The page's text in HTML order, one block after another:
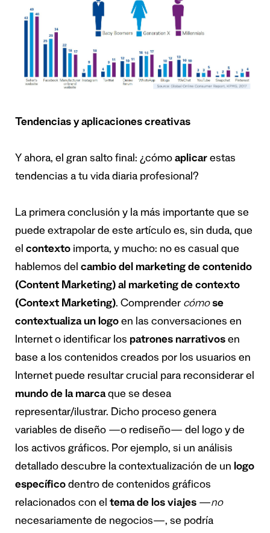
Tendencias y aplicaciones creativas
Y ahora, el gran salto final: ¿cómo aplicar estas
tendencias a tu vida diaria profesional?
La primera conclusión y la más importante que se
puede extrapolar de este artículo es, sin duda, que
el contexto importa, y mucho: no es casual que
hablemos del cambio del marketing de contenido
(Content Marketing) al marketing de contexto
(Context Marketing). Comprender cómose
contextualiza un logo en las conversaciones en
Internet o identificar los patrones narrativos en
base a los contenidos creados por los usuarios en
Internet puede resultar crucial para reconsiderar el
mundo de la marcaque se desea
representar/ilustrar. Dicho proceso genera
variables de diseño —o rediseño— del logo y de
los activos gráficos. Por ejemplo, si un análisis
detallado descubre la contextualización de un logo
específico dentro de contenidos gráficos
relacionados con el tema de los viajes —no
necesariamente de negocios—, se podría